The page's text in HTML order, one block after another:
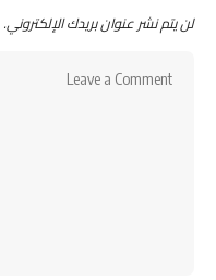
لن يتم نشر عنوان بريدك الإلكتروني.